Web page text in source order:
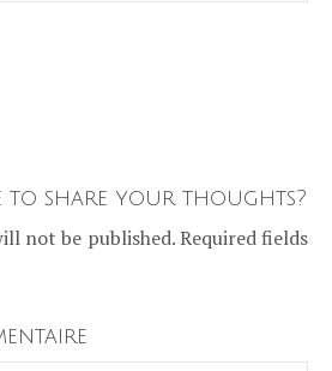
to share your thoughts?
not be published. Required fields